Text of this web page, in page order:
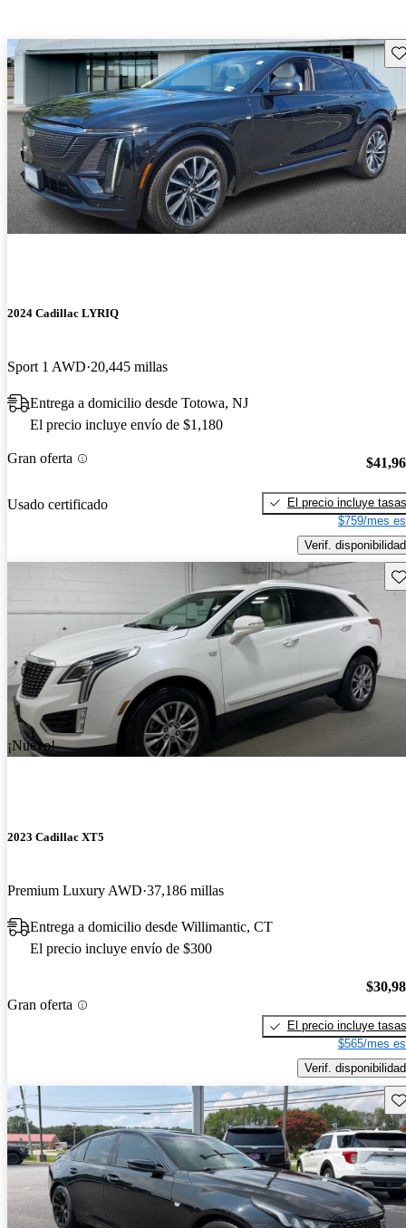
2024 Cadillac LYRIQ
Sport 1 AWD 20,445 millas
Entrega a domicilio desde Totowa, NJ
El precio incluye envío de $1,180
Gran oferta
Usado certificado
El precio incluye tasas
$759/mes
Verif. disponibilidad
¡Nuevo!
2023 Cadillac XT5
Premium Luxury AWD 37,186 millas
Entrega a domicilio desde Willimantic, CT
El precio incluye envío de $300
Gran oferta
El precio incluye tasas
$565/mes
Verif. disponibilidad